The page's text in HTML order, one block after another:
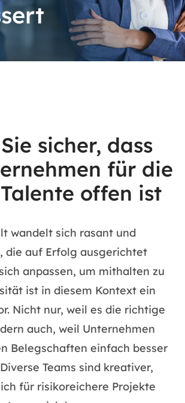
sicher, dass
für die
offen ist
wandelt sich rasant und
die auf Erfolg ausgerichtet
anpassen, um mithalten zu
ist in diesem Kontext ein
Nicht nur, weil es die richtige
auch, weil Unternehmen
Belegschaften einfach besser
Teams sind kreativer,
für risikoreichere Projekte